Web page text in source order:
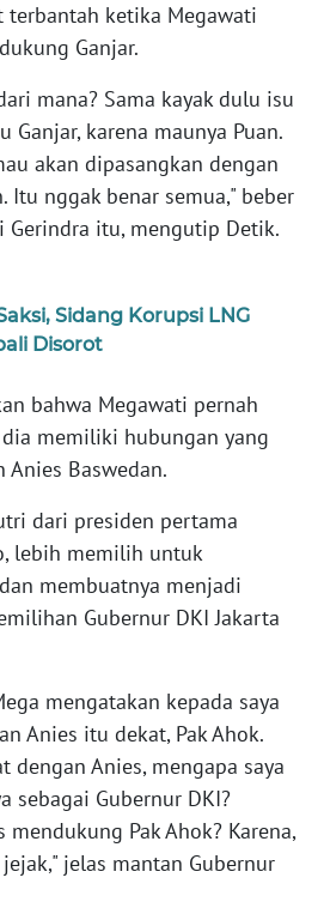
terbantah ketika Megawati
Ganjar.
mana? Sama kayak dulu isu
Ganjar, karena maunya Puan.
akan dipasangkan dengan
Itu nggak benar semua," beber
Gerindra itu, mengutip Detik.
Sidang Korupsi LNG
Disorot
bahwa Megawati pernah
memiliki hubungan yang
Baswedan.
dari presiden pertama
lebih memilih untuk
membuatnya menjadi
Gubernur DKI Jakarta
mengatakan kepada saya
Anies itu dekat, Pak Ahok.
dengan Anies, mengapa saya
sebagai Gubernur DKI?
mendukung Pak Ahok? Karena,
jelas mantan Gubernur